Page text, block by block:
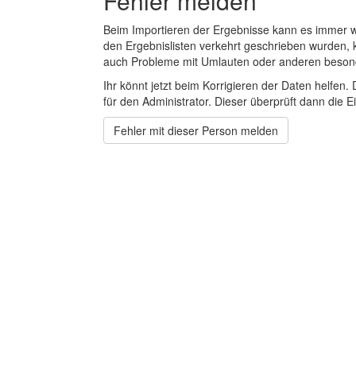
Beim Importieren der Ergebnisse kann es
den Ergebnislisten verkehrt geschrieben
auch Probleme mit Umlauten oder anderen
Ihr könnt jetzt beim Korrigieren der Daten
für den Administrator. Dieser überprüft dann die
Fehler mit dieser Person melden